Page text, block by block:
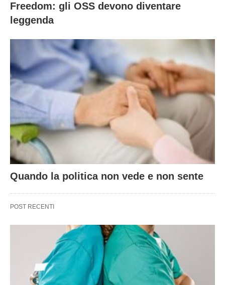
Freedom: gli OSS devono diventare
leggenda
Quando la politica non vede e non sente
POST RECENTI